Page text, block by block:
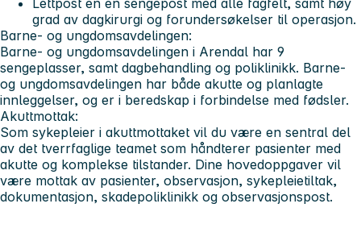
Lettpost en en sengepost med alle fagfelt, samt høy
grad av dagkirurgi og forundersøkelser til operasjon.
Barne- og ungdomsavdelingen:
Barne- og ungdomsavdelingen i Arendal har 9
sengeplasser, samt dagbehandling og poliklinikk. Barne-
og ungdomsavdelingen har både akutte og planlagte
innleggelser, og er i beredskap i forbindelse med fødsler.
Akuttmottak:
Som sykepleier i akuttmottaket vil du være en sentral del
av det tverrfaglige teamet som håndterer pasienter med
akutte og komplekse tilstander. Dine hovedoppgaver vil
være mottak av pasienter, observasjon, sykepleietiltak,
dokumentasjon, skadepoliklinikk og observasjonspost.